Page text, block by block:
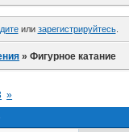
или зарегистрируйтесь.
»Фигурное катание
»